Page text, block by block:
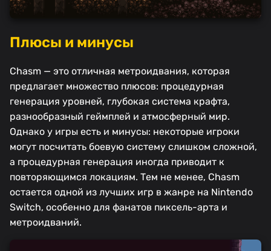
Плюсы и минусы
Chasm — это отличная метроидвания, которая
предлагает множество плюсов: процедурная
генерация уровней, глубокая система крафта,
разнообразный геймплей и атмосферный мир.
Однако у игры есть и минусы: некоторые игроки
могут посчитать боевую систему слишком сложной,
а процедурная генерация иногда приводит к
повторяющимся локациям. Тем не менее, Chasm
остается одной из лучших игр в жанре на Nintendo
Switch, особенно для фанатов пиксель-арта и
метроидваний.